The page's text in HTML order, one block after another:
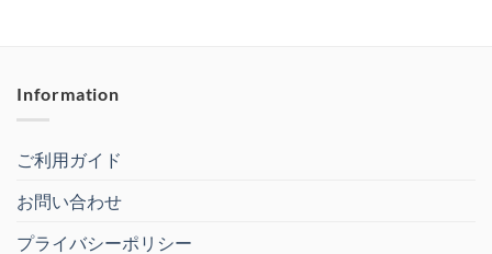
Information
ご利用ガイド
お問い合わせ
プライバシーポリシー